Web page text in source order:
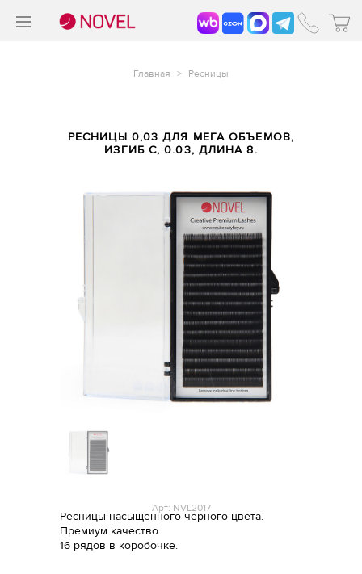
Главная > Ресницы
РЕСНИЦЫ 0,03 ДЛЯ МЕГА ОБЪЕМОВ,
ИЗГИБ C, 0.03, ДЛИНА 8.
Арт: NVL2017
Ресницы насыщенного черного цвета.
Премиум качество.
16 рядов в коробочке.